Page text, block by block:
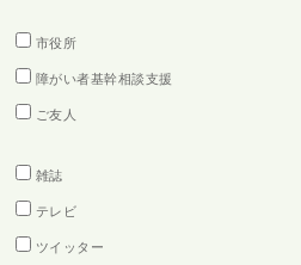
市役所
障がい者基幹相談支援
ご友人
雑誌
テレビ
ツイッター